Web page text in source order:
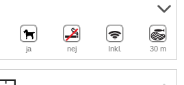
ja nej Inkl. 30 m